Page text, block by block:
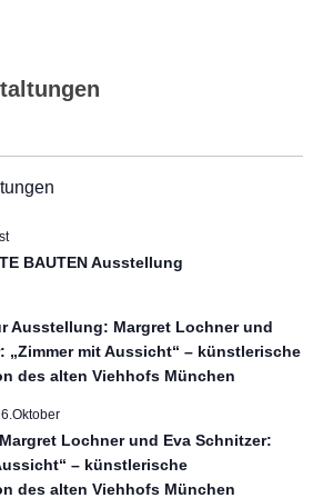
BAUTEN Ausstellung
Ausstellung: Margret Lochner und
„Zimmer mit Aussicht“ – künstlerische
des alten Viehhofs München
Lochner und Eva Schnitzer:
– künstlerische
des alten Viehhofs München